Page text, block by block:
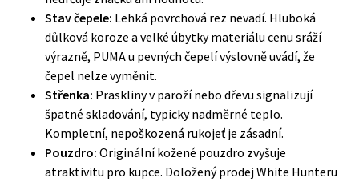
Stav čepele: Lehká povrchová rez nevadí. Hluboká
důlková koroze a velké úbytky materiálu cenu sráží
výrazně, PUMA u pevných čepelívýslovně uvádí, že
čepel nelze vyměnit.
Střenka: Praskliny v paroží nebo dřevu signalizují
špatné skladování, typicky nadměrné teplo.
Kompletní, nepoškozená rukojeť je zásadní.
Pouzdro: Originální kožené pouzdro zvyšuje
atraktivitu pro kupce. Doložený prodej White Hunteru